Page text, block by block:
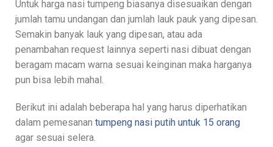
Untuk harga nasi tumpeng biasanya disesuaikan dengan
jumlah tamu undangan dan jumlah lauk pauk yang dipesan.
Semakin banyak lauk yang dipesan, atau ada
penambahan request lainnya seperti nasi dibuat dengan
beragam macam warna sesuai keinginan maka harganya
pun bisa lebih mahal.
Berikut ini adalah beberapa hal yang harus diperhatikan
dalam pemesanan tumpeng nasi putih untuk 15 orang
agar sesuai selera.